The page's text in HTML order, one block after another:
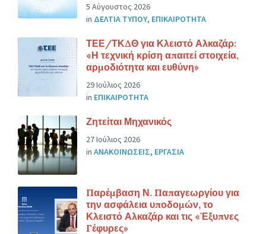
5 Αύγουστος 2026
in ΔΕΛΤΙΑ ΤΥΠΟΥ, ΕΠΙΚΑΙΡΟΤΗΤΑ
ΤΕΕ/ΤΚΔΘ για Κλειστό Αλκαζάρ:
«Η τεχνική κρίση απαιτεί στοιχεία,
αρμοδιότητα και ευθύνη»
29 Ιούλιος 2026
in ΕΠΙΚΑΙΡΟΤΗΤΑ
Ζητείται Μηχανικός
27 Ιούλιος 2026
in ΑΝΑΚΟΙΝΩΣΕΙΣ, ΕΡΓΑΣΙΑ
Παρέμβαση Ν. Παπαγεωργίου για
την ασφάλεια υποδομών, το
Κλειστό Αλκαζάρ και τις «Έξυπνες
Γέφυρες»